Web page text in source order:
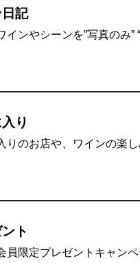
記
インやシーンを”写真のみ”
り
りのお店や、ワインの楽
ト
員限定プレゼントキャン